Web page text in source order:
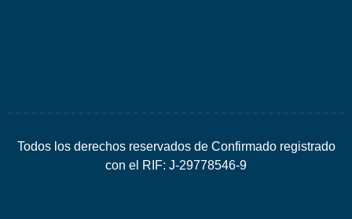
Todos los derechos reservados de Confirmado registrado
con el RIF: J-29778546-9